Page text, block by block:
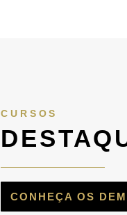
CURSOS
CONHEÇA OS